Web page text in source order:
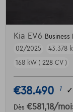
Kia EV6
02/2025
43.378
168 kW ( 228 CV )
€38.490 1 ✓
Dès €581,18/